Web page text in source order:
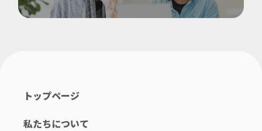
トップページ
私たちについて